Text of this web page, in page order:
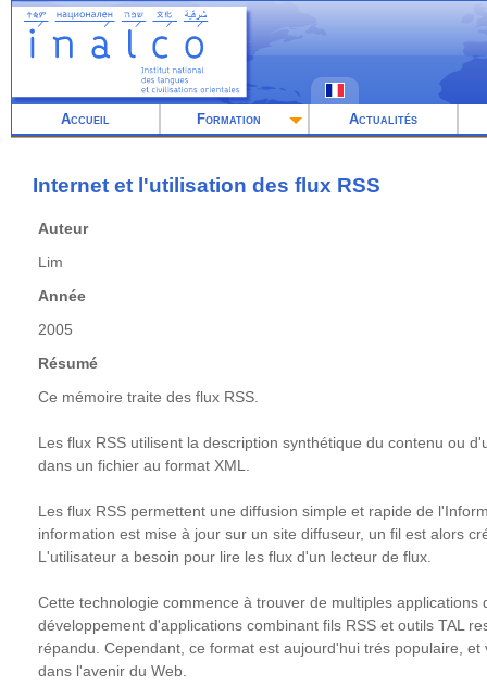
Aller
contenu
Accueil Formation Actualités
Internet et l'utilisation des flux RSS
Auteur
Lim
Année
2005
Résumé
Ce mémoire traite des flux RSS.
Les flux RSS utilisent la description synthétique du contenu ou
dans un fichier au format XML.
Les flux RSS permettent une diffusion simple et rapide de
information est mise à jour sur un site diffuseur, un fil est alors
L'utilisateur a besoin pour lire les flux d'un lecteur de flux.
Cette technologie commence à trouver de multiples
développement d'applications combinant fils RSS et outils TAL
répandu. Cependant, ce format est aujourd'hui trés populaire,
dans l'avenir du Web.